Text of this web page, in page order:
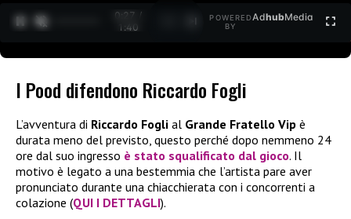
0:28 /
1:40
POWERED
BY
AdhubMedia
I Pood difendono Riccardo Fogli
L’avventura di Riccardo Fogli al Grande Fratello Vip è
durata meno del previsto, questo perché dopo nemmeno 24
ore dal suo ingresso è stato squalificato dal gioco. Il
motivo è legato a una bestemmia che l’artista pare aver
pronunciato durante una chiacchierata con i concorrenti a
colazione (QUI I DETTAGLI).